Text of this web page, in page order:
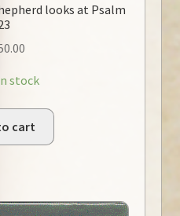
looks at Psalm
stock
cart